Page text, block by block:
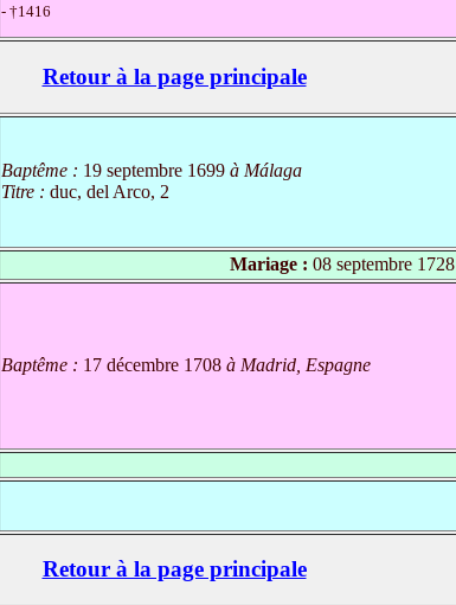
- †1416
Retour à la page principale
Baptême : 19 septembre 1699 à Málaga
Titre : duc, del Arco, 2
Mariage : 08 septembre 1728
Baptême : 17 décembre 1708 à Madrid, Espagne
Retour à la page principale